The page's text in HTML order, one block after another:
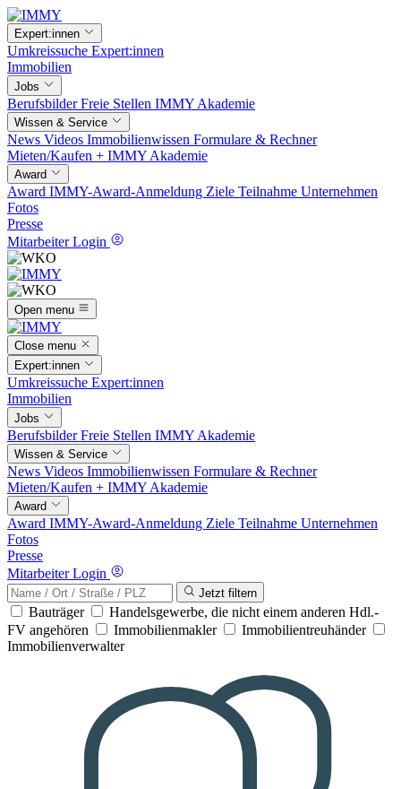
Expert:innen
Umkreissuche Expert:innen
Immobilien
Jobs
BerufsbilderFreie Stellen IMMY Akademie
Wissen & Service
News Videos Immobilienwissen Formulare & Rechner
Mieten/Kaufen + IMMY Akademie
Award
Award IMMY-Award-Anmeldung Ziele Teilnahme Unternehmen
Fotos
Presse
Mitarbeiter Login
Open menu
Close menu
Expert:innen
Umkreissuche Expert:innen
Immobilien
Jobs
BerufsbilderFreie Stellen IMMY Akademie
Wissen & Service
News Videos Immobilienwissen Formulare & Rechner
Mieten/Kaufen + IMMY Akademie
Award
Award IMMY-Award-Anmeldung Ziele Teilnahme Unternehmen
Fotos
Presse
Mitarbeiter Login
Jetzt filtern
Bauträger
Handelsgewerbe, die nicht einem anderen Hdl.-
FV angehören
Immobilienmakler
Immobilientreuhänder
Immobilienverwalter